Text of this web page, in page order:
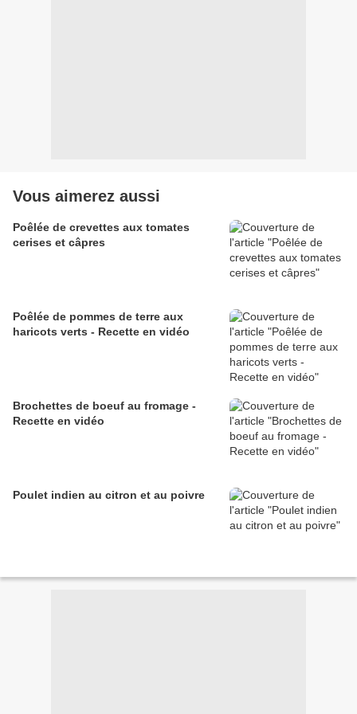
Vous aimerez aussi
Poêlée de crevettes aux tomates
cerises et câpres
Poêlée de pommes de terre aux
haricots verts - Recette en vidéo
Brochettes de boeuf au fromage -
Recette en vidéo
Poulet indien au citron et au poivre